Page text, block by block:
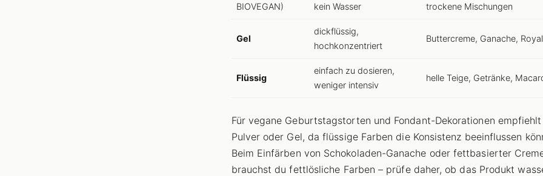
BIOVEGAN)
kein Wasser
trockene Mischungen
Gel
dickflüssig,
hochkonzentriert
Buttercreme, Ganache,
Flüssig
einfach zu dosieren,
weniger intensiv
helle Teige, Getränke,
Für vegane Geburtstagstorten und Fondant-Dekorationen
Pulver oder Gel, da flüssige Farben die Konsistenz beeinflussen
Beim Einfärben von Schokoladen-Ganache oder fettbasierter
brauchst du fettlösliche Farben – prüfe daher, ob das Produkt